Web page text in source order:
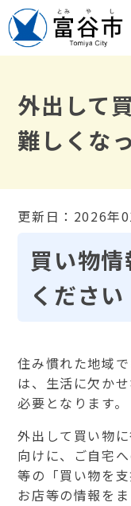
外出して
難しくな
更新日：2026年
買い物
ください
住み慣れた地域
は、生活に欠か
必要となります。
外出して買い物
向けに、ご自宅
等の「買い物を
お店等の情報をま